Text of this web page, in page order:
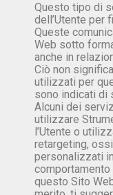
Questo tipo di
dell’Utente per
Queste
Web sotto
anche in
Ciò non
utilizzati per
sono indicati di
Alcuni dei
utilizzare
l’Utente o
retargeting,
personalizzati
comportamento
questo Sito